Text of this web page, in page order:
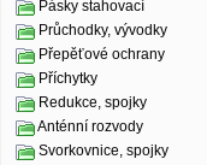
Pásky stahovací
Průchodky, vývodky
Přepěťové ochrany
Příchytky
Redukce, spojky
Anténní rozvody
Svorkovnice, spojky